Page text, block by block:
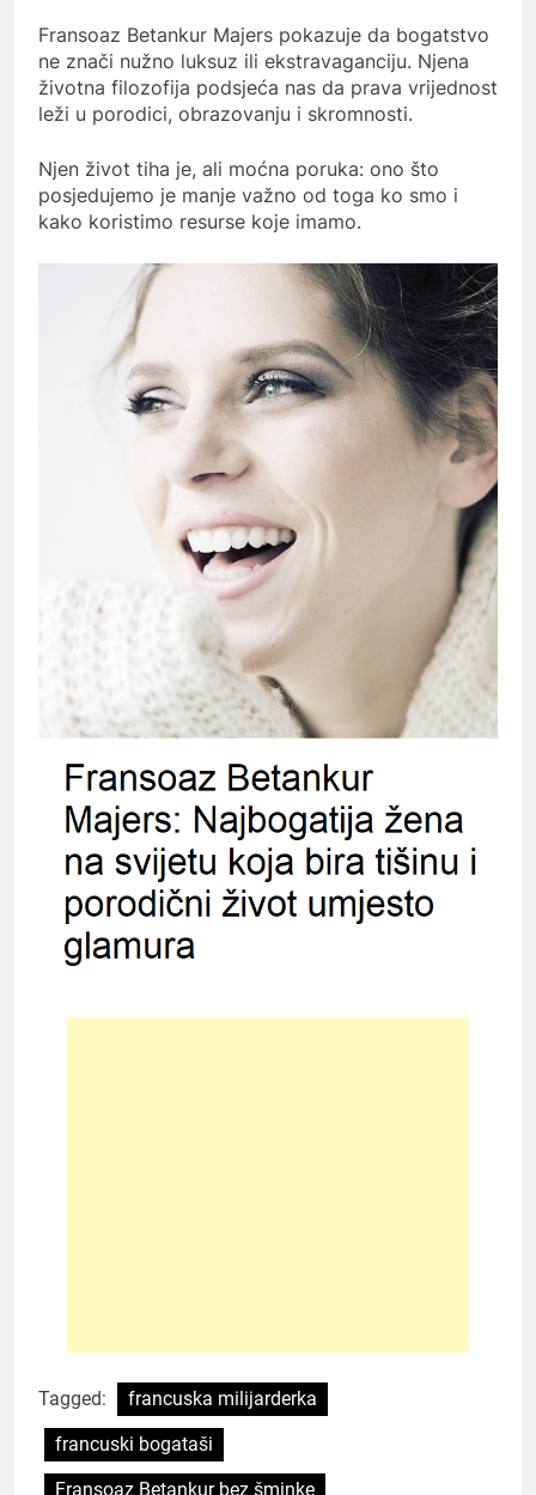
Fransoaz Betankur Majers pokazuje da bogatstvo
ne znači nužno luksuz ili ekstravaganciju. Njena
životna filozofija podsjeća nas da prava vrijednost
leži u porodici, obrazovanju i skromnosti.
Njen život tiha je, ali moćna poruka: ono što
posjedujemo je manje važno od toga ko smo i
kako koristimo resurse koje imamo.
Tagged:
francuska milijarderka
francuski bogataši
Fransoaz Betankur bez šminke